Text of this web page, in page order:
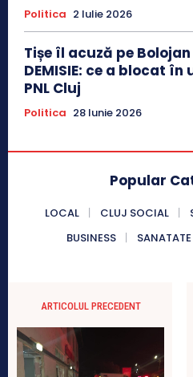
Politica 2 Iulie 2026
Tișe îl acuză pe Bolojan
DEMISIE: ce a blocat
PNL Cluj
Politica 28 Iunie 2026
Popular
LOCAL CLUJ SOCIAL
BUSINESS
SANATATE
ARTICOLUL PRECEDENT